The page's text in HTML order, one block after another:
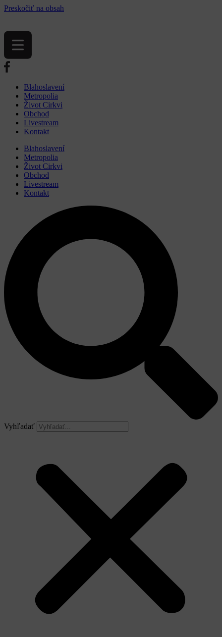
Preskočiť na obsah
Blahoslavení
Metropolia
Život Cirkvi
Obchod
Livestream
Kontakt
Blahoslavení
Metropolia
Život Cirkvi
Obchod
Livestream
Kontakt
Vyhľadať